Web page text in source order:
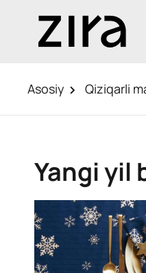
Asosiy Qiziqarli
Yangi yil